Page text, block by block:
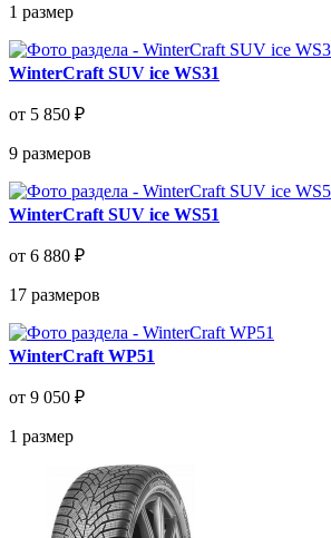
1 размер
WinterCraft SUV ice WS31
от 5 850 ₽
9 размеров
WinterCraft SUV ice WS51
от 6 880 ₽
17 размеров
WinterCraft WP51
от 9 050 ₽
1 размер